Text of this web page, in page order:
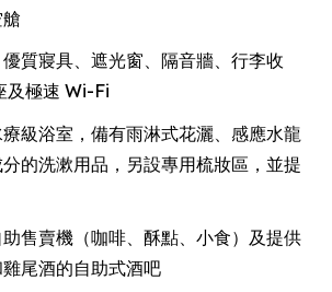
質寢具、遮光窗、隔音牆、行李收
及極速 Wi-Fi
級浴室，備有雨淋式花灑、感應水龍
的洗漱用品，另設專用梳妝區，並提
售賣機（咖啡、酥點、小食）及提供
尾酒的自助式酒吧